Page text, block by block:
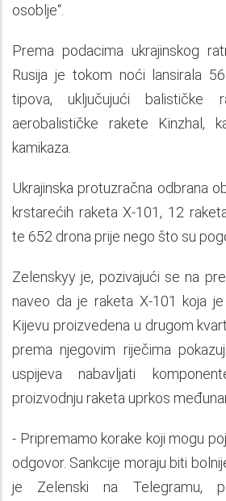
osoblje“.
Prema podacima ukrajinskog
Rusija je tokom noći lansirala
tipova, uključujući balističke
aerobalističke rakete Kinzhal,
kamikaza.
Ukrajinska protuzračna odbrana
krstarećih raketa X-101, 12
te 652 drona prije nego što su
Zelenskyy je, pozivajući se na
naveo da je raketa X-101 koja
Kijevu proizvedena u drugom
prema njegovim riječima
uspijeva nabavljati
proizvodnju raketa uprkos
- Pripremamo korake koji mogu
odgovor. Sankcije moraju biti
je Zelenski na Telegramu,